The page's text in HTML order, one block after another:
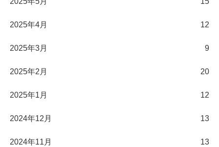
2025年4月 12
2025年3月 9
2025年2月 20
2025年1月 12
2024年12月 13
2024年11月 13